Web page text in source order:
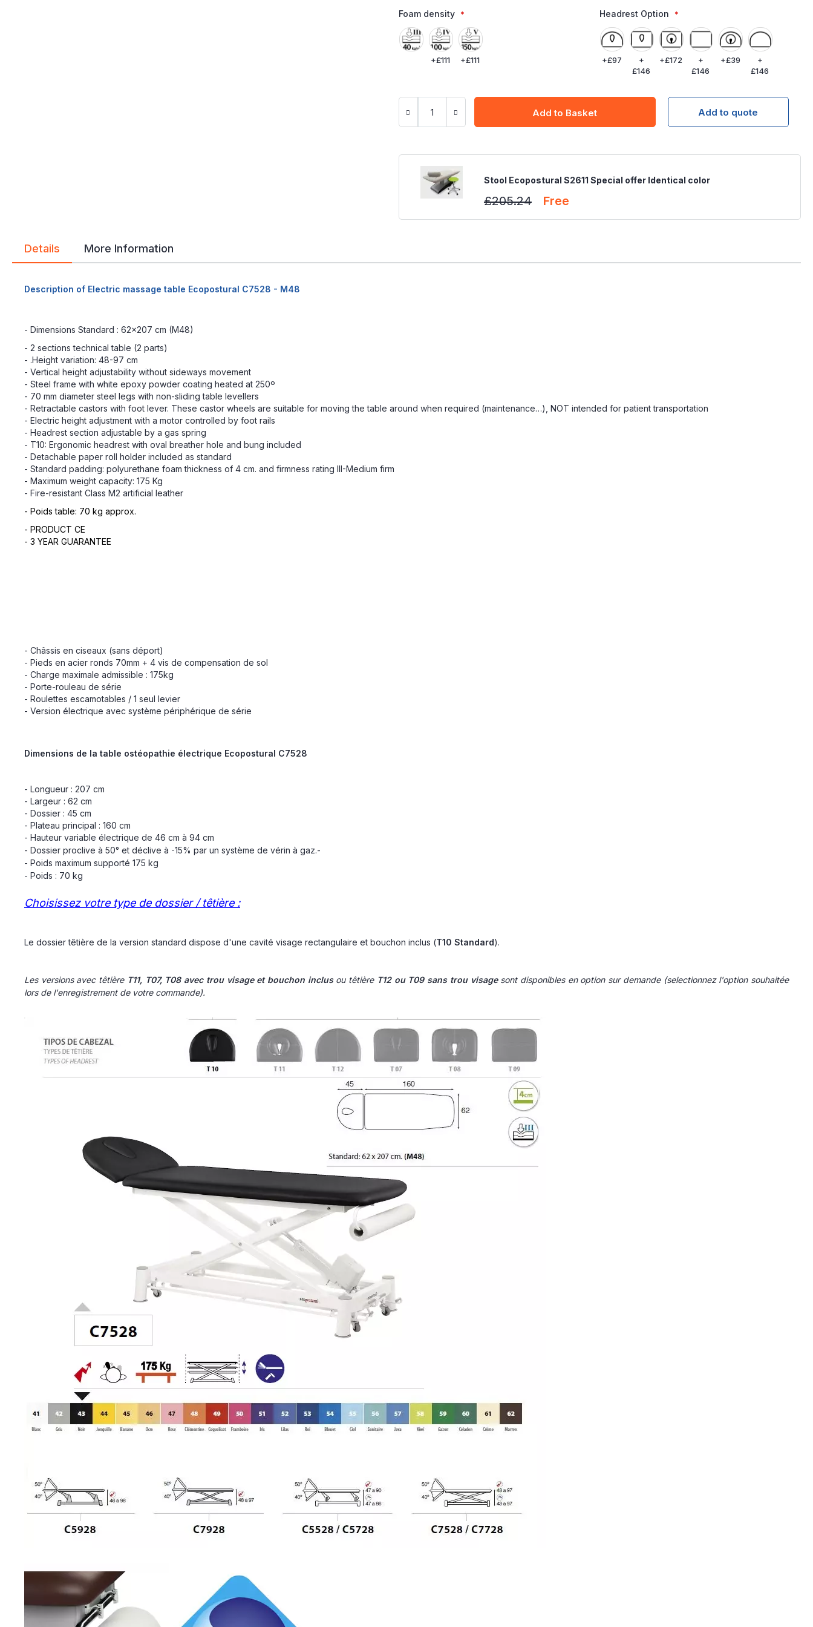
Foam density
+£111 +£111
Headrest Option
+£97
+
£146
+£172
+
£146
+£39
+
£146
Add to Basket Add to quote
Stool Ecopostural S2611 Special offer Identical color
£205.24 Free
Details
Description of Electric massage table Ecopostural C7528 - M48
- Dimensions Standard : 62x207 cm (M48)
- 2 sections technical table (2 parts)
- .Height variation: 48-97 cm
- Vertical height adjustability without sideways movement
- Steel frame with white epoxy powder coating heated at 250º
- 70 mm diameter steel legs with non-sliding table levellers
- Retractable castors with foot lever. These castor wheels are suitable for moving the table around when required (maintenance…), NOT intended for patient transportation
- Electric height adjustment with a motor controlled by foot rails
- Headrest section adjustable by a gas spring
- T10: Ergonomic headrest with oval breather hole and bung included
- Detachable paper roll holder included as standard
- Standard padding: polyurethane foam thickness of 4 cm. and firmness rating III-Medium firm
- Maximum weight capacity: 175 Kg
- Fire-resistant Class M2 artificial leather
- Poids table: 70 kg approx.
- PRODUCT CE
- 3 YEAR GUARANTEE
- Châssis en ciseaux (sans déport)
- Pieds en acier ronds 70mm + 4 vis de compensation de sol
- Charge maximale admissible : 175kg
- Porte-rouleau de série
- Roulettes escamotables / 1 seul levier
- Version électrique avec système périphérique de série
Dimensions de la table ostéopathie électrique Ecopostural C7528
- Longueur : 207 cm
- Largeur : 62 cm
- Dossier : 45 cm
- Plateau principal : 160 cm
- Hauteur variable électrique de 46 cm à 94 cm
- Dossier proclive à 50° et déclive à -15% par un système de vérin à gaz.-
- Poids maximum supporté 175 kg
- Poids : 70 kg
Choisissez votre type de dossier / têtière :
Le dossier têtière de la version standard dispose d'une cavité visage rectangulaire et bouchon inclus (T10 Standard).
Les versions avec têtière T11, T07, T08 avec trou visage et bouchon inclus ou têtière T12 ou T09 sans trou visagesont disponibles en option sur demande (selectionnez l'option souhaitée
lors de l'enregistrement de votre commande).
More Information